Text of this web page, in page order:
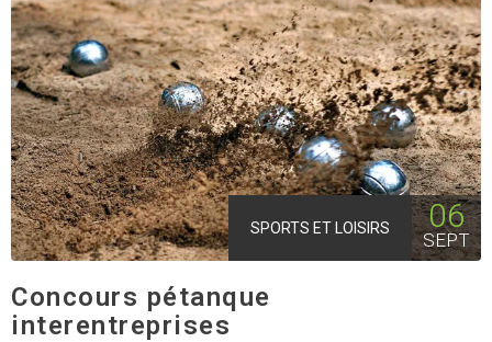
SPORTS ET LOISIRS 06
SEPT
Concours pétanque
interentreprises